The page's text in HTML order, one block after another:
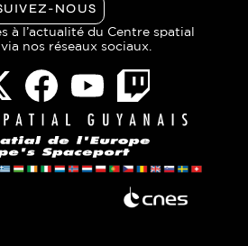
NOUS
à l’actualité du Centre spatial
nos réseaux sociaux.